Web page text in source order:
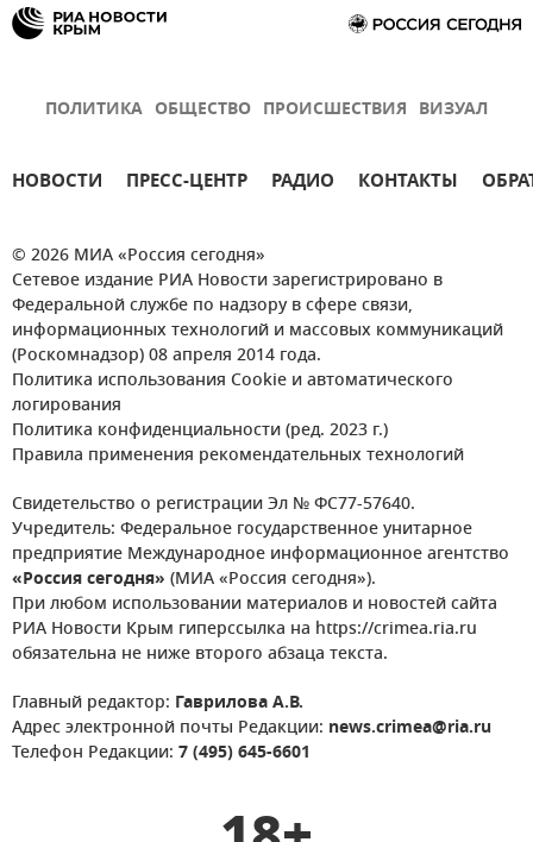
ПОЛИТИКА ОБЩЕСТВО ПРОИСШЕСТВИЯ ВИЗУАЛ
НОВОСТИ ПРЕСС-ЦЕНТР РАДИО КОНТАКТЫ
© 2026 МИА «Россия сегодня»
Сетевое издание РИА Новости зарегистрировано в
Федеральной службе по надзору в сфере связи,
информационных технологий и массовых коммуникаций
(Роскомнадзор) 08 апреля 2014 года.
Политика использования Cookie и автоматического
логирования
Политика конфиденциальности (ред. 2023 г.)
Правила применения рекомендательных технологий
Свидетельство о регистрации Эл № ФС77-57640.
Учредитель: Федеральное государственное унитарное
предприятие Международное информационное агентство
«Россия сегодня» (МИА «Россия сегодня»).
При любом использовании материалов и новостей сайта
РИА Новости Крым гиперссылка на https://crimea.ria.ru
обязательна не ниже второго абзаца текста.
Главный редактор: Гаврилова А.В.
Адрес электронной почты Редакции: news.crimea@ria.ru
Телефон Редакции: 7 (495) 645-6601